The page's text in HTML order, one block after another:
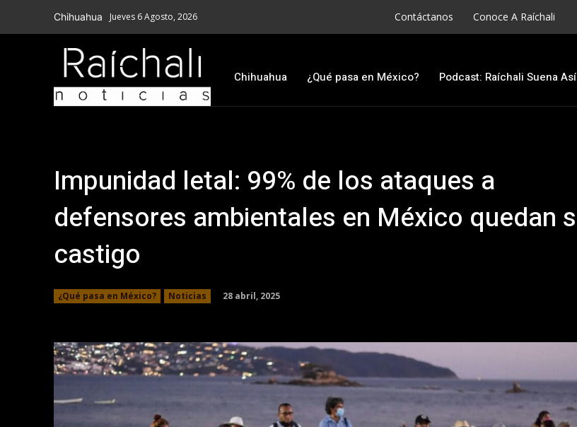
Chihuahua Jueves 6 Agosto, 2026 Contáctanos Conoce A Raíchali
Chihuahua ¿Qué pasa en México? Podcast: Raíchali Suena Así
Impunidad letal: 99% de los ataques a
defensores ambientales en México quedan
castigo
¿Qué pasa en México? Noticias 28 abril, 2025